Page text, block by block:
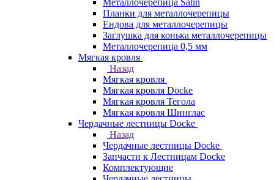
Металлочерепица Satin
Планки для металлочерепицы
Ендова для металлочерепицы
Заглушка для конька металлочерепицы
Металлочерепица 0,5 мм
Мягкая кровля
Назад
Мягкая кровля
Мягкая кровля Docke
Мягкая кровля Тегола
Мягкая кровля Шинглас
Чердачные лестницы Docke
Назад
Чердачные лестницы Docke
Запчасти к Лестницам Docke
Комплектующие